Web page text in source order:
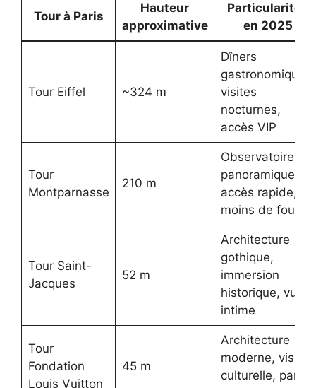
Tour à Paris
Hauteur
approximative
Particularités
en 2025
Tour Eiffel ~324 m
Dîners
gastronomiques,
visites
nocturnes,
accès VIP
Tour
Montparnasse
210 m
Observatoire
panoramique,
accès rapide,
moins de foule
Tour Saint-
Jacques
52 m
Architecture
gothique,
immersion
historique, vue
intime
Tour
Fondation
Louis Vuitton
45 m
Architecture
moderne, visite
culturelle, parcs